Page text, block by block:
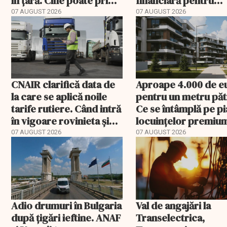
banii și ce trebuie
rambursat
07 AUGUST 2026
România”. Miza nu
încheie în această
07 AUGUST 2026
CNAIR clarifică data de
la care se aplică noile
tarife rutiere. Când intră
în vigoare rovinieta și
TollRo
07 AUGUST 2026
Aproape 4.000 de
pentru un metru
Ce se întâmplă pe
locuințelor
07 AUGUST 2026
Adio drumuri în Bulgaria
după țigări ieftine. ANAF
Val de angajări la
Transelectrica,